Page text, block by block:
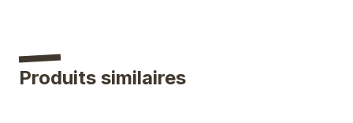
Produits similaires